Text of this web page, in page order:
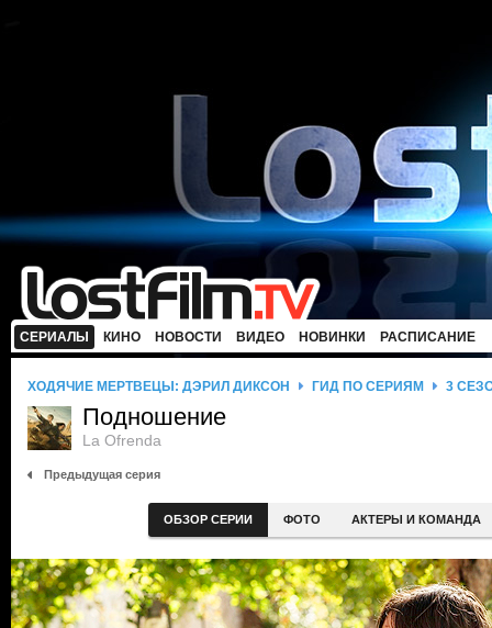
СЕРИАЛЫ КИНО НОВОСТИ ВИДЕО НОВИНКИ РАСПИСАНИЕ
ХОДЯЧИЕ МЕРТВЕЦЫ: ДЭРИЛ ДИКСОН ГИД ПО СЕРИЯМ 3
Подношение
La Ofrenda
Предыдущая серия
ОБЗОР СЕРИИ ФОТО АКТЕРЫ И КОМАНДА